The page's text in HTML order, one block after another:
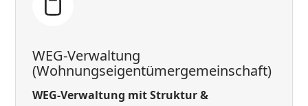
WEG-Verwaltung
(Wohnungseigentümergemeinschaft)
WEG-Verwaltung mit Struktur &